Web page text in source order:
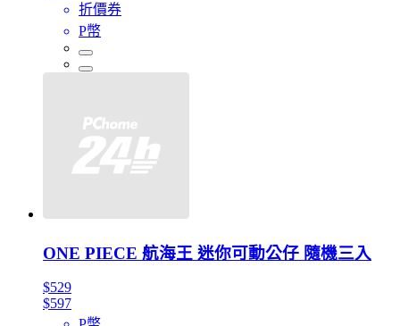
折價券
P幣
ONE PIECE 航海王 迷你可動公仔 隨機三入
$529
$597